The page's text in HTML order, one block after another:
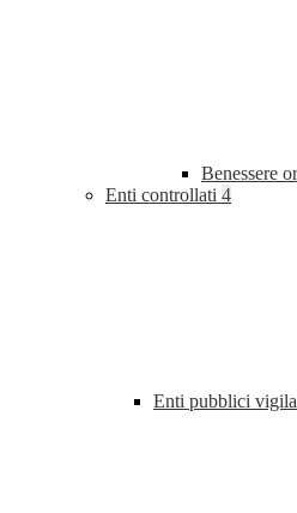
Benessere
Enti controllati 4
Enti pubblici